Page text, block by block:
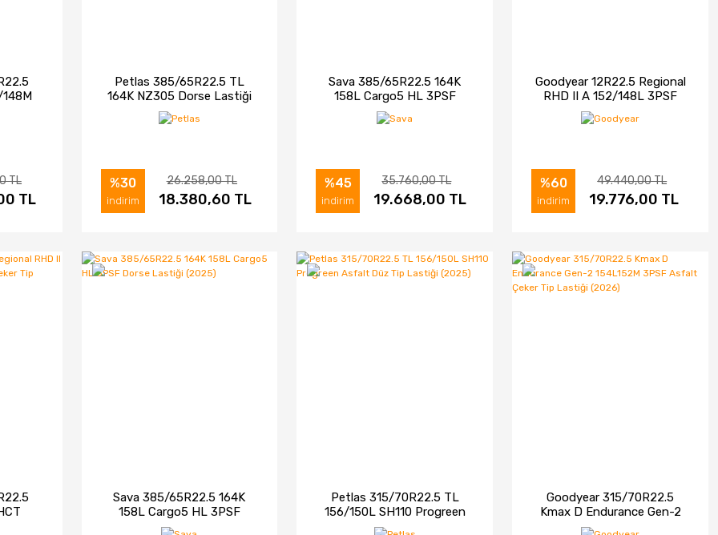
Tip
TL
TL
AL
Petlas 385/65R22.5 TL
164K NZ305 Dorse Lastiği
(2025)
%30
indirim
26.258,00 TL
18.380,60 TL
İNCELE SATIN AL
Sava 385/65R22.5 164K
158L Cargo5 HL 3PSF
Dorse Lastiği (2026)
%45
indirim
35.760,00 TL
19.668,00 TL
İNCELE SATIN AL
Goodyear 12R22.5 Regional
RHD II A 152/148L 3PSF
Asfalt Çeker Tip Lastiği
(2026)
%60
indirim
49.440,00 TL
19.776,00 TL
İNCELE SATIN AL
Sava 385/65R22.5 164K
158L Cargo5 HL 3PSF
Dorse Lastiği (2025)
Petlas 315/70R22.5 TL
156/150L SH110 Progreen
Asfalt Düz Tip Lastiği
Goodyear 315/70R22.5
Kmax D Endurance Gen-2
154L152M 3PSF Asfalt